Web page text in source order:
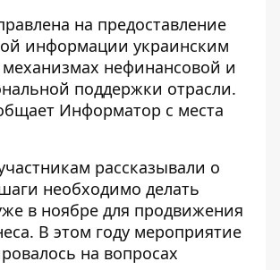
​​на предоставление
информации украинским
нефинансовой и
поддержки отрасли.
Информатор с места
рассказывали о
необходимо делать
в ноябре для продвижения
В этом году мероприятие
на вопросах